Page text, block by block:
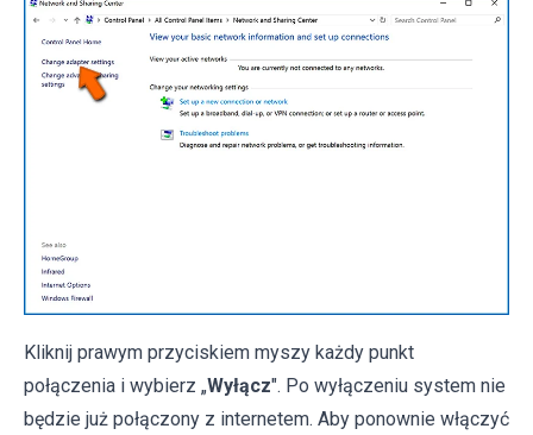
Kliknij prawym przyciskiem myszy każdy punkt
połączenia i wybierz „Wyłącz". Po wyłączeniu system nie
będzie już połączony z internetem. Aby ponownie włączyć